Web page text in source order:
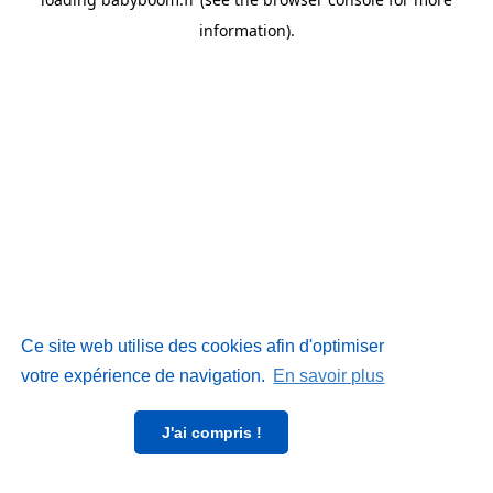
Ce site web utilise des cookies afin d'optimiser
votre expérience de navigation. En savoir plus
J'ai compris !
information).